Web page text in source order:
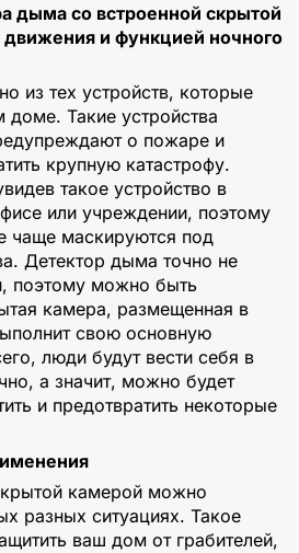
дыма со встроенной скрытой
и функцией ночного
из тех устройств, которые
доме. Такие устройства
о пожаре и
крупную катастрофу.
такое устройство в
или учреждении, поэтому
чаще маскируются под
Детектор дыма точно не
поэтому можно быть
камера, размещенная в
свою основную
люди будут вести себя в
а значит, можно будет
и предотвратить некоторые
камерой можно
разных ситуациях. Такое
ваш дом от грабителей,